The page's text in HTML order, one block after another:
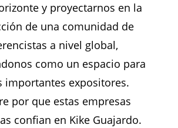
y proyectarnos en la
de una comunidad de
a nivel global,
como un espacio para
importantes expositores.
por que estas empresas
confian en Kike Guajardo.